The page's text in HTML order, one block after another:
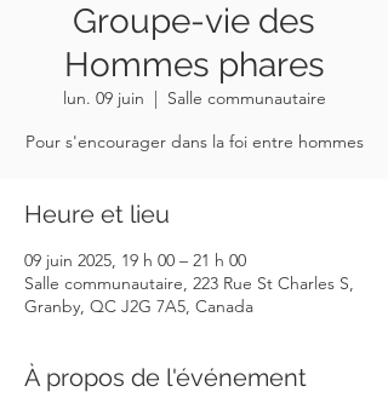
Groupe-vie des
Hommes phares
lun. 09 juin
  |
Salle communautaire
Pour s'encourager dans la foi entre hommes
Heure et lieu
09 juin 2025, 19 h 00 – 21 h 00
Salle communautaire, 223 Rue St Charles S,
Granby, QC J2G 7A5, Canada
À propos de l'événement